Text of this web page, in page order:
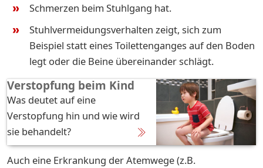
Schmerzen beim Stuhlgang hat.
Stuhlvermeidungsverhalten zeigt, sich zum
Beispiel statt eines Toilettenganges auf den Boden
legt oder die Beine übereinander schlägt.
Verstopfung beim Kind
Was deutet auf eine
Verstopfung hin und wie wird
sie behandelt?
Auch eine Erkrankung der Atemwege (z.B.